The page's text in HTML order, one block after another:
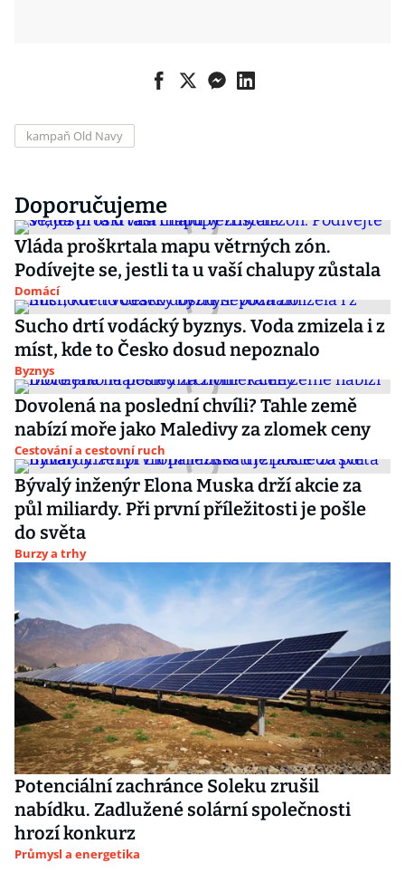
kampaň Old Navy
Doporučujeme
Vláda proškrtala mapu větrných zón.
Podívejte se, jestli ta u vaší chalupy zůstala
Domácí
Sucho drtí vodácký byznys. Voda zmizela i z
míst, kde to Česko dosud nepoznalo
Byznys
Dovolená na poslední chvíli? Tahle země
nabízí moře jako Maledivy za zlomek ceny
Cestování a cestovní ruch
Bývalý inženýr Elona Muska drží akcie za
půl miliardy. Při první příležitosti je pošle
do světa
Burzy a trhy
Potenciální zachránce Soleku zrušil
nabídku. Zadlužené solární společnosti
hrozí konkurz
Průmysl a energetika